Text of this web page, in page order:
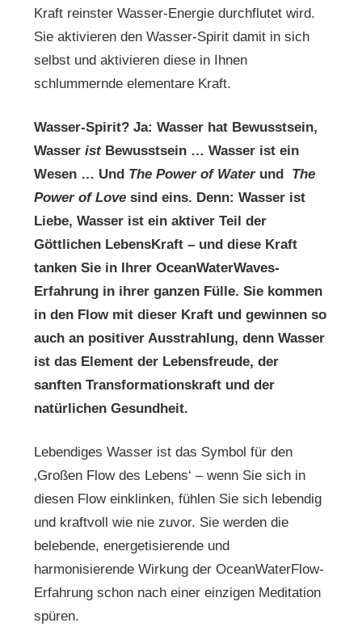
Kraft reinster Wasser-Energie durchflutet wird.
Sie aktivieren den Wasser-Spirit damit in sich
selbst und aktivieren diese in Ihnen
schlummernde elementare Kraft.
Wasser-Spirit? Ja: Wasser hat Bewusstsein,
Wasser istBewusstsein … Wasser ist ein
Wesen … Und The Power of Waterund The
Power of Love sind eins. Denn: Wasser ist
Liebe, Wasser ist ein aktiver Teil der
Göttlichen LebensKraft – und diese Kraft
tanken Sie in Ihrer OceanWaterWaves-
Erfahrung in ihrer ganzen Fülle. Sie kommen
in den Flow mit dieser Kraft und gewinnen so
auch an positiver Ausstrahlung, denn Wasser
ist das Element der Lebensfreude, der
sanften Transformationskraft und der
natürlichen Gesundheit.
Lebendiges Wasser ist das Symbol für den
‚Großen Flow des Lebens‘ – wenn Sie sich in
diesen Flow einklinken, fühlen Sie sich lebendig
und kraftvoll wie nie zuvor. Sie werden die
belebende, energetisierende und
harmonisierende Wirkung der OceanWaterFlow-
Erfahrung schon nach einer einzigen Meditation
spüren.